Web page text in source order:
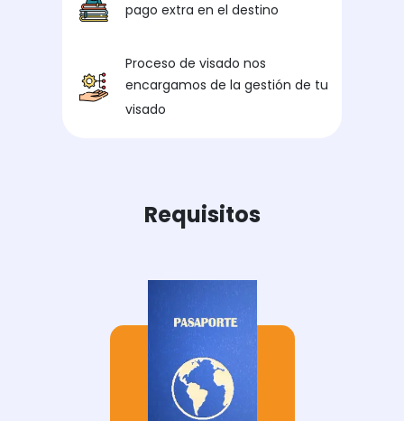
pago extra en el destino
Proceso de visado nos
encargamos de la gestión de tu
visado
Requisitos